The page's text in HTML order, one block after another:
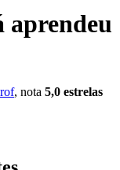
aprendeu
, nota 5,0 estrelas